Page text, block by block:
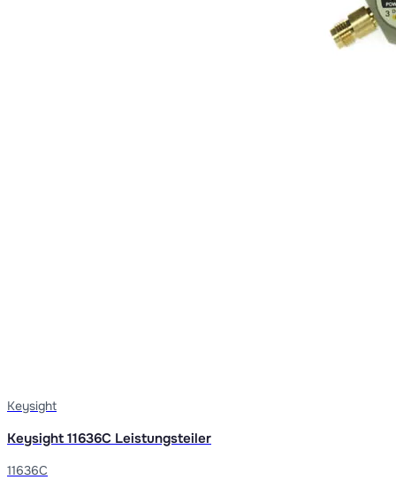
Keysight
Keysight 11636C Leistungsteiler
11636C